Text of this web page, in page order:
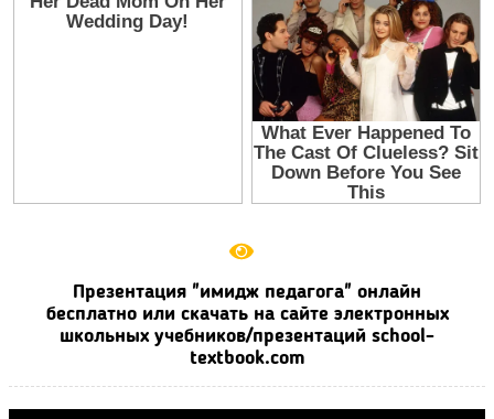
Презентация "имидж педагога" онлайн
бесплатно или скачать на сайте электронных
школьных учебников/презентаций school-
textbook.com